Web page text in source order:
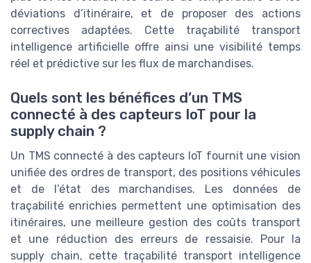
déviations d’itinéraire, et de proposer des actions
correctives adaptées. Cette traçabilité transport
intelligence artificielle offre ainsi une visibilité temps
réel et prédictive sur les flux de marchandises.
Quels sont les bénéfices d’un TMS
connecté à des capteurs IoT pour la
supply chain ?
Un TMS connecté à des capteurs IoT fournit une vision
unifiée des ordres de transport, des positions véhicules
et de l’état des marchandises. Les données de
traçabilité enrichies permettent une optimisation des
itinéraires, une meilleure gestion des coûts transport
et une réduction des erreurs de ressaisie. Pour la
supply chain, cette traçabilité transport intelligence